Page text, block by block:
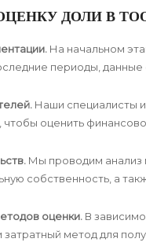
ДОЛИ В
На начальном
периоды, данные
Наши специалисты
чтобы оценить
Мы проводим анализ
собственность, а
оценки. В
метод для